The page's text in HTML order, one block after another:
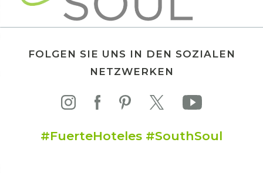
FOLGEN SIE UNS IN DEN SOZIALEN
NETZWERKEN
#FuerteHoteles #SouthSoul